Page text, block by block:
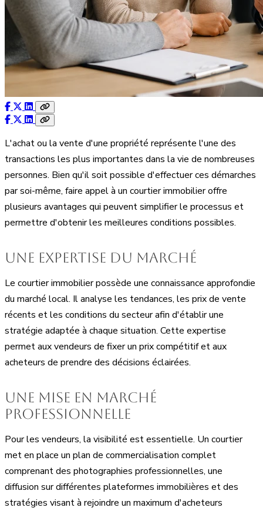
L'achat ou la vente d'une propriété représente l'une des
transactions les plus importantes dans la vie de nombreuses
personnes. Bien qu'il soit possible d'effectuer ces démarches
par soi-même, faire appel à un courtier immobilier offre
plusieurs avantages qui peuvent simplifier le processus et
permettre d'obtenir les meilleures conditions possibles.
Une expertise du marché
Le courtier immobilier possède une connaissance approfondie
du marché local. Il analyse les tendances, les prix de vente
récents et les conditions du secteur afin d'établir une
stratégie adaptée à chaque situation. Cette expertise
permet aux vendeurs de fixer un prix compétitif et aux
acheteurs de prendre des décisions éclairées.
Une mise en marché
professionnelle
Pour les vendeurs, la visibilité est essentielle. Un courtier
met en place un plan de commercialisation complet
comprenant des photographies professionnelles, une
diffusion sur différentes plateformes immobilières et des
stratégies visant à rejoindre un maximum d'acheteurs